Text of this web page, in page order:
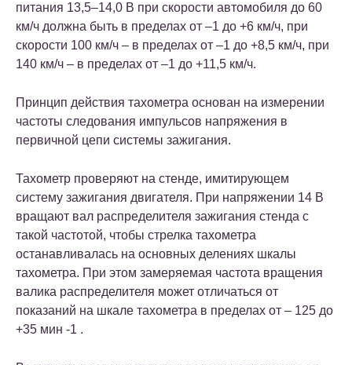
питания 13,5–14,0 В при скорости автомобиля до 60
км/ч должна быть в пределах от –1 до +6 км/ч, при
скорости 100 км/ч – в пределах от –1 до +8,5 км/ч, при
140 км/ч – в пределах от –1 до +11,5 км/ч.
Принцип действия тахометра основан на измерении
частоты следования импульсов напряжения в
первичной цепи системы зажигания.
Тахометр проверяют на стенде, имитирующем
систему зажигания двигателя. При напряжении 14 В
вращают вал распределителя зажигания стенда с
такой частотой, чтобы стрелка тахометра
останавливалась на основных делениях шкалы
тахометра. При этом замеряемая частота вращения
валика распределителя может отличаться от
показаний на шкале тахометра в пределах от – 125 до
+35 мин -1 .